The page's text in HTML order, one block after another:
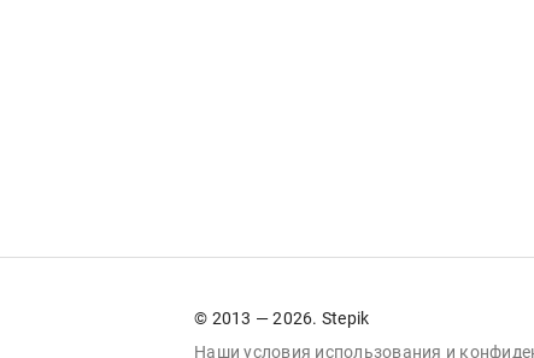
© 2013 — 2026. Stepik
Наши условия использования и